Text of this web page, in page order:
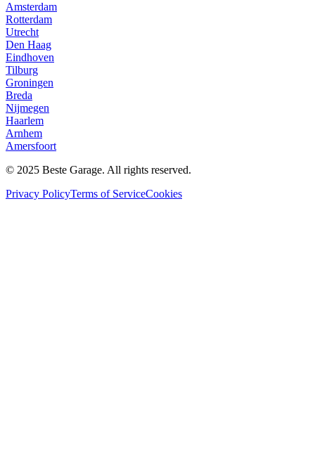
Amsterdam
Rotterdam
Utrecht
Den Haag
Eindhoven
Tilburg
Groningen
Breda
Nijmegen
Haarlem
Arnhem
Amersfoort
© 2025 Beste Garage. All rights reserved.
Privacy PolicyTerms of ServiceCookies